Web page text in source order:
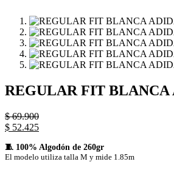
REGULAR FIT
$69.900
$ 52.425
🧵 100% Algodón de 260gr
El modelo utiliza talla M y mide 1.85m